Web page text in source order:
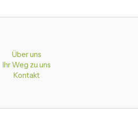
Über uns
Ihr Weg zu uns
Kontakt